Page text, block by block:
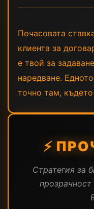
Почасовата
клиента за
е твой за
наредване.
точно там,
⚡
Стратегия за